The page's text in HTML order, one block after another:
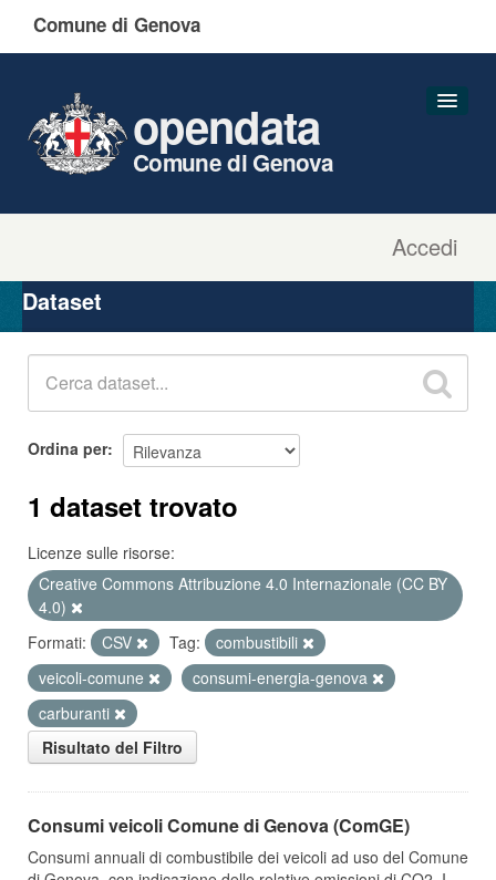
Comune di Genova
Accedi
opendata
Comune di Genova
Organizzazioni
Gruppi
Dataset
Ordina per
1 dataset trovato
Licenze sulle risorse:
Creative Commons Attribuzione 4.0 Internazionale (CC BY
4.0)
Formati:
CSV Tag:
combustibili
veicoli-comune
consumi-energia-genova
carburanti
Risultato del Filtro
Consumi veicoli Comune di Genova (ComGE)
Consumi annuali di combustibile dei veicoli ad uso del Comune